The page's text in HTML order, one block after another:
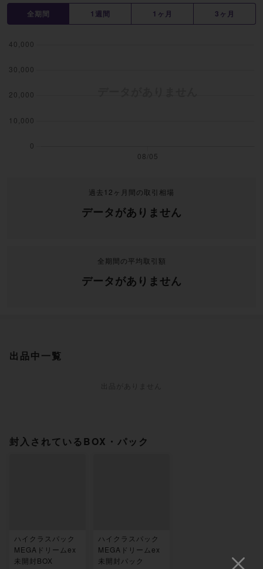
全期間 1週間 1ヶ月 3ヶ月
過去12ヶ月間の取引相場
データがありません
全期間の平均取引額
データがありません
出品中一覧
封入されているBOX・パック
ハイクラスパック
MEGAドリームex
未開封BOX
ハイクラスパック
MEGAドリームex
未開封パック